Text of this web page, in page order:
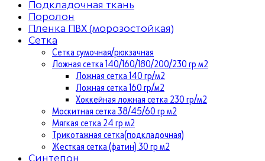
Подкладочная ткань
Поролон
Пленка ПВХ (морозостойкая)
Сетка
Сетка сумочная/рюкзачная
Ложная сетка 140/160/180/200/230 гр м2
Ложная сетка 140 гр/м2
Ложная сетка 160 гр/м2
Хоккейная ложная сетка 230 гр/м2
Москитная сетка 38/45/60 гр м2
Мягкая сетка 24 гр м2
Трикотажная сетка(подкладочная)
Жесткая сетка (фатин) 30 гр м2
Синтепон